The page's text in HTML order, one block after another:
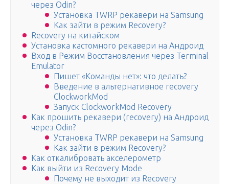
через Odin?
Установка TWRP рекавери на Samsung
Как зайти в режим Recovery?
Recovery на китайском
Установка кастомного рекавери на Андроид
Вход в Режим Восстановления через Terminal
Emulator
Пишет «Команды нет»: что делать?
Введение в альтернативное recovery
ClockworkMod
Запуск ClockworkMod Recovery
Как прошить рекавери (recovery) на Андроид
через Odin?
Установка TWRP рекавери на Samsung
Как зайти в режим Recovery?
Как откалибровать акселерометр
Как выйти из Recovery Mode
Почему не выходит из Recovery